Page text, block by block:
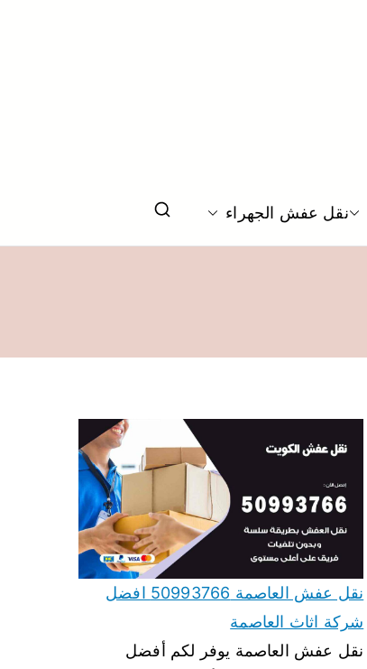
نقل عفش الجهراء
نقل عفش العاصمة 50993766 افضل
شركة اثاث العاصمة
نقل عفش العاصمة يوفر لكم أفضل